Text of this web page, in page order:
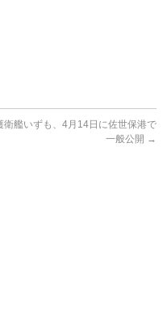
衛艦いずも、4月14日に佐世保港で
一般公開 →